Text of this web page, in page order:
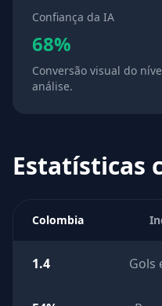
Confiança da IA
68%
Conversão visual do
análise.
Estatísticas
Colombia
1.4 Gols